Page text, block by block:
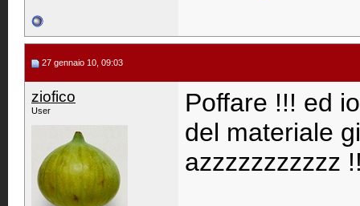
27 gennaio 10, 09:03
ziofico
User
Poffare !!! ed
del materiale
azzzzzzzzzzz